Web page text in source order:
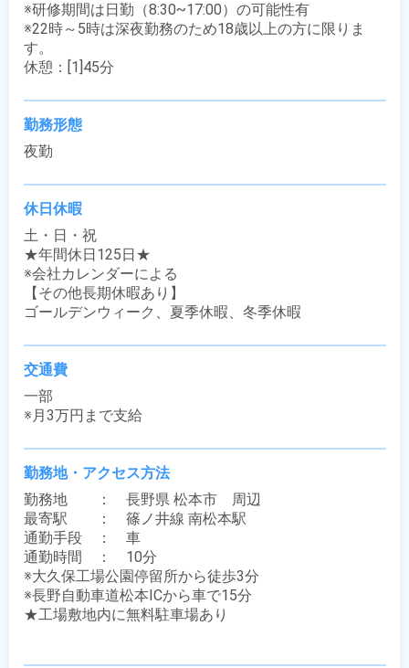
※研修期間は日勤（8:30~17:00）の可能性有
※22時～5時は深夜勤務のため18歳以上の方に限りま
す。
休憩：[1]45分
勤務形態
夜勤
休日休暇
土・日・祝
★年間休日125日★
※会社カレンダーによる
【その他長期休暇あり】
ゴールデンウィーク、夏季休暇、冬季休暇
交通費
一部
※月3万円まで支給
勤務地・アクセス方法
勤務地　　：　長野県 松本市　周辺
最寄駅　　：　篠ノ井線 南松本駅
通勤手段　：　車
通勤時間　：　10分
※大久保工場公園停留所から徒歩3分
※長野自動車道松本ICから車で15分
★工場敷地内に無料駐車場あり